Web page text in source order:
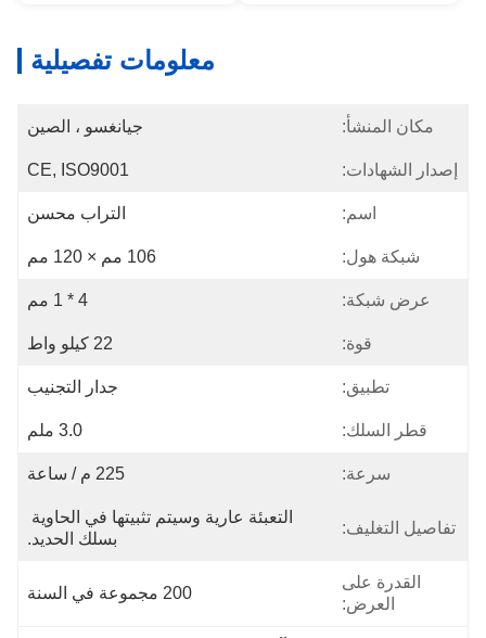
معلومات تفصيلية
مكان المنشأ: جيانغسو ، الصين
إصدار الشهادات: CE, ISO9001
اسم: التراب محسن
شبكة هول: 106 مم × 120 مم
عرض شبكة: 4 * 1 مم
قوة: 22 كيلو واط
تطبيق: جدار التجنيب
قطر السلك: 3.0 ملم
سرعة: 225 م / ساعة
تفاصيل التغليف:
التعبئة عارية وسيتم تثبيتها في الحاوية
بسلك الحديد.
القدرة على
العرض:
200 مجموعة في السنة